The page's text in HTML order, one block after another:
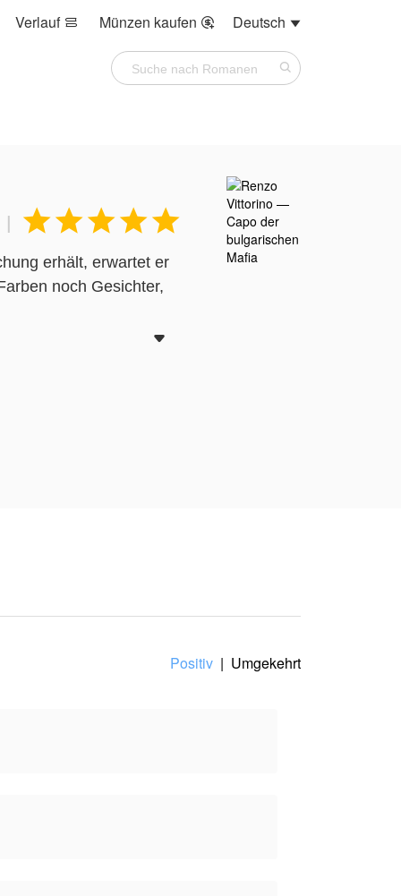
Verlauf  Münzen kaufen  Deutsch 
| 
erhält, erwartet er
noch Gesichter,

Positiv | Umgekehrt